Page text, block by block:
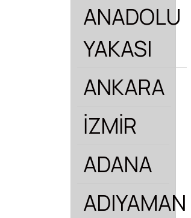
ANADOLU
YAKASI
ANKARA
İZMİR
ADANA
ADIYAMAN